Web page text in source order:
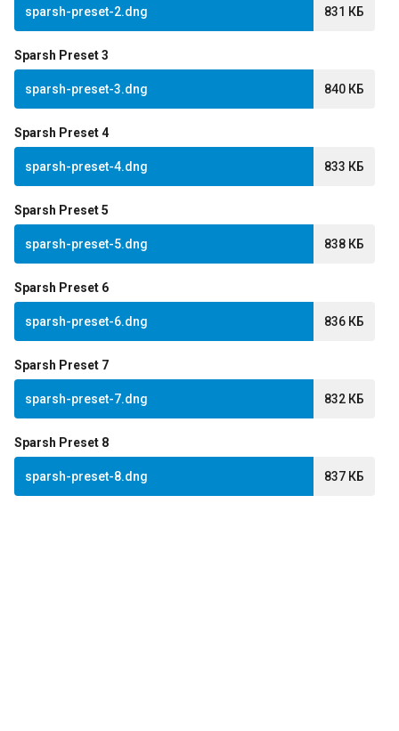
sparsh-preset-2.dng 831 КБ
Sparsh Preset 3
sparsh-preset-3.dng 840 КБ
Sparsh Preset 4
sparsh-preset-4.dng 833 КБ
Sparsh Preset 5
sparsh-preset-5.dng 838 КБ
Sparsh Preset 6
sparsh-preset-6.dng 836 КБ
Sparsh Preset 7
sparsh-preset-7.dng 832 КБ
Sparsh Preset 8
sparsh-preset-8.dng 837 КБ